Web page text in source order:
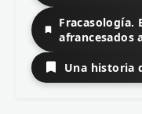
Fracasología.
afrancesados
Una historia